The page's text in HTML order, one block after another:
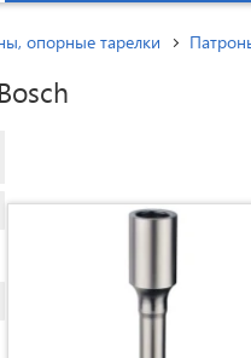
опорные тарелки